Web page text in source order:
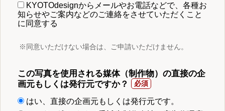
KYOTOdesignからメールやお電話などで、各種お
知らせやご案内などのご連絡をさせていただくこと
に同意する
※同意いただけない場合は、ご申請いただけません。
この写真を使用される媒体（制作物）の直接の企
画元もしくは発行元ですか？
はい、直接の企画元もしくは発行元です。